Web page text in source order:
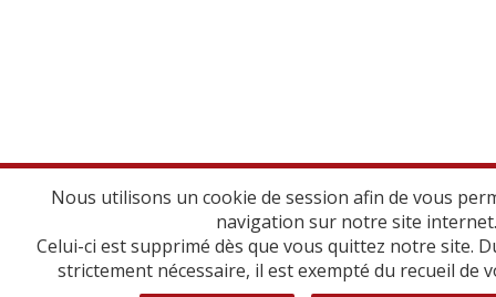
Nous utilisons un cookie de session afin de vous
navigation sur notre site internet.
Celui-ci est supprimé dès que vous quittez notre site.
strictement nécessaire, il est exempté du recueil de